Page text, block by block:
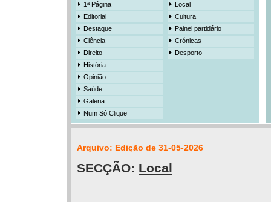
1ª Página
Editorial
Destaque
Ciência
Direito
História
Opinião
Saúde
Galeria
Num Só Clique
Local
Cultura
Painel partidário
Crónicas
Desporto
Arquivo: Edição de 31-05-2026
SECÇÃO: Local